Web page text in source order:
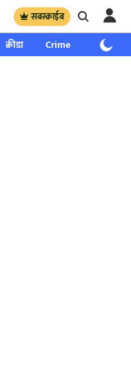
सबस्क्राईब
क्रीडा Crime साप्ताहिक